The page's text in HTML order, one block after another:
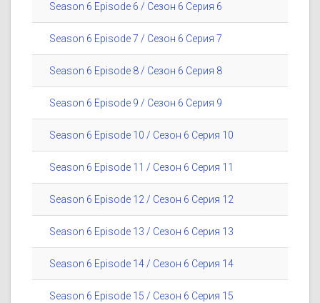
Season 6 Episode 6 / Сезон 6 Серия 6
Season 6 Episode 7 / Сезон 6 Серия 7
Season 6 Episode 8 / Сезон 6 Серия 8
Season 6 Episode 9 / Сезон 6 Серия 9
Season 6 Episode 10 / Сезон 6 Серия 10
Season 6 Episode 11 / Сезон 6 Серия 11
Season 6 Episode 12 / Сезон 6 Серия 12
Season 6 Episode 13 / Сезон 6 Серия 13
Season 6 Episode 14 / Сезон 6 Серия 14
Season 6 Episode 15 / Сезон 6 Серия 15